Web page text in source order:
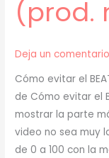
(prod.
Deja un comentario
Cómo evitar el
de Cómo evitar el
mostrar la parte
video no sea muy
de 0 a 100 con la